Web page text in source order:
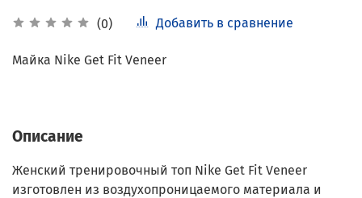
(0) Добавить в сравнение
Майка Nike Get Fit Veneer
Описание
Женский тренировочный топ Nike Get Fit Veneer
изготовлен из воздухопроницаемого материала и